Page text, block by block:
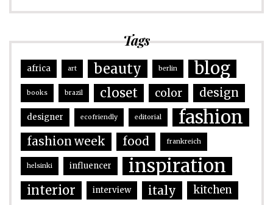
Tags
africa art beauty berlin blog
books brazil closet color design
designer ecofriendly editorial fashion
fashion week food frankreich
helsinki influencer inspiration
interior interview italy kitchen